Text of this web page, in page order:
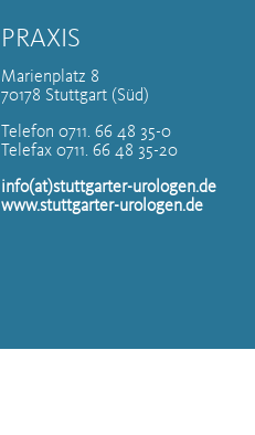
PRAXIS
Marienplatz 8
70178 Stuttgart (Süd)
Telefon 0711. 66 48 35-0
Telefax 0711. 66 48 35-20
info(at)stuttgarter-urologen.de
www.stuttgarter-urologen.de